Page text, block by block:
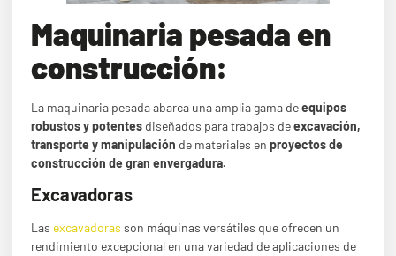
Maquinaria pesada en
construcción:
La maquinaria pesada abarca una amplia gama deequipos
robustos y potentes diseñados para trabajos deexcavación,
transporte y manipulación de materiales en proyectos de
construcción de gran envergadura.
Excavadoras
Las excavadoras son máquinas versátiles que ofrecen un
rendimiento excepcional en una variedad de aplicaciones de